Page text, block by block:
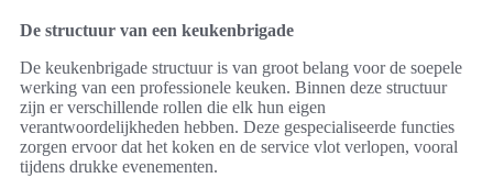
De structuur van een keukenbrigade
De keukenbrigade structuur is van groot belang voor de soepele
werking van een professionele keuken. Binnen deze structuur
zijn er verschillende rollen die elk hun eigen
verantwoordelijkheden hebben. Deze gespecialiseerde functies
zorgen ervoor dat het koken en de service vlot verlopen, vooral
tijdens drukke evenementen.